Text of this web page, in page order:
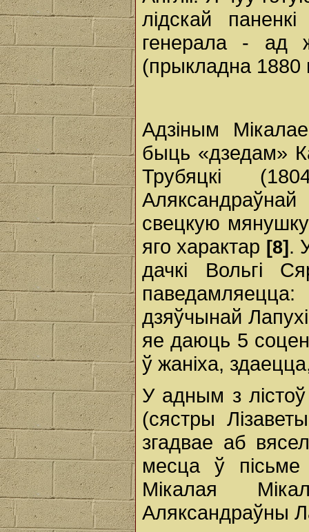
лідскай
генерала - ад
(прыкладна 1880
Адзіным
быць «дзедам»
Трубяцкі
свецкую
яго характар [8] .
дачкі Вольгі
дзяўчынай
яе даюць 5
ў жаніха,
У адным з
(сястры
згадвае аб
месца ў
Мікалая
Аляксандраўны